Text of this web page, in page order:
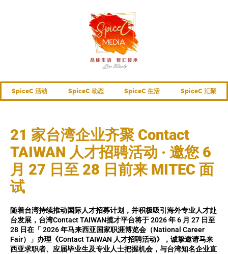
SpiceC 活动 SpiceC 动态 SpiceC 生活 SpiceC 汇聚
21 家台湾企业齐聚 Contact
TAIWAN 人才招聘活动 · 邀您 6
月 27 日至 28 日前来 MITEC 面
试
随着台湾持续推动国际人才招募计划，并积极吸引海外专业人才赴
台发展，台湾Contact TAIWAN揽才平台将于 2026 年 6 月 27 日至
28 日在「 2026 年马来西亚国家职涯博览会（National Career
Fair）」办理《Contact TAIWAN 人才招聘活动》，诚挚邀请马来
西亚求职者、应届毕业生及专业人士把握机会，与台湾知名企业直